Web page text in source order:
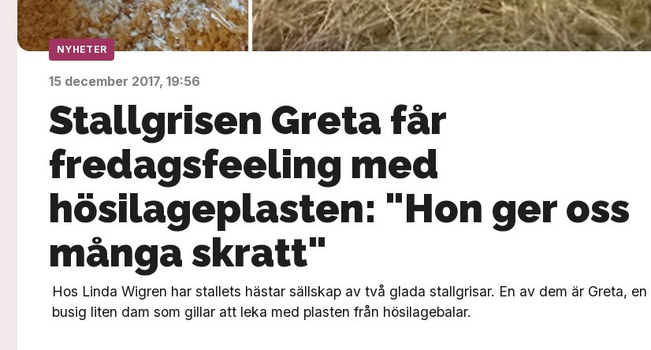
NYHETER
15 december 2017, 19:56
Stallgrisen Greta får
fredagsfeeling med
hösilageplasten: "Hon ger oss
många skratt"
Hos Linda Wigren har stallets hästar sällskap av två glada stallgrisar. En av dem är Greta, en
busig liten dam som gillar att leka med plasten från hösilagebalar.